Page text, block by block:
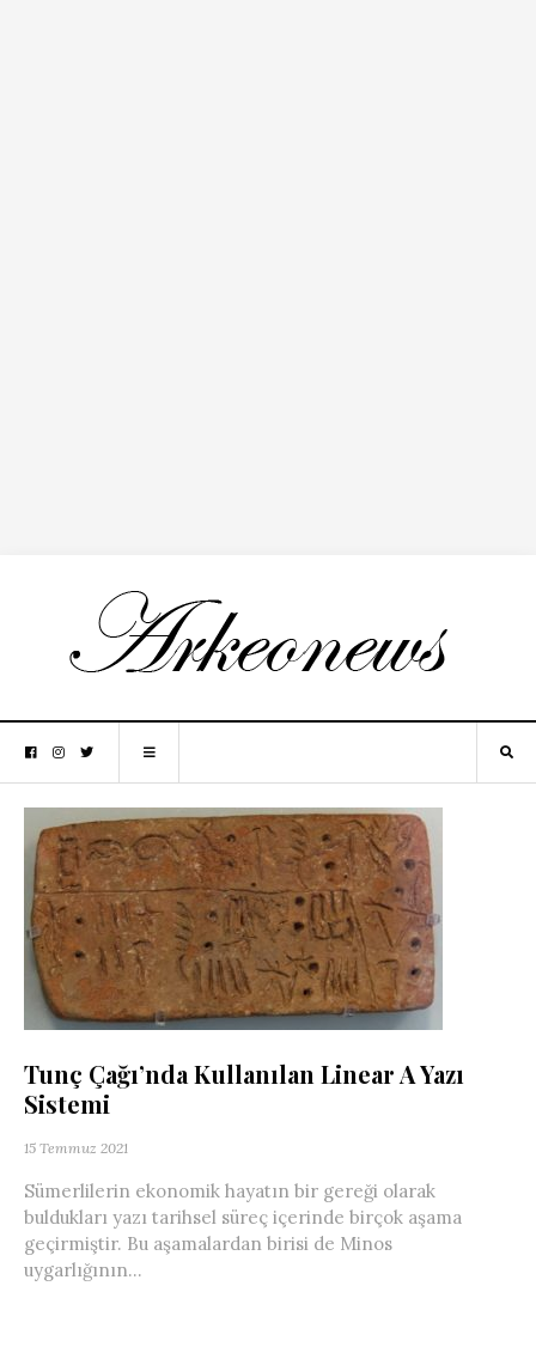
Tunç Çağı’nda Kullanılan Linear A Yazı
Sistemi
15 Temmuz 2021
Sümerlilerin ekonomik hayatın bir gereği olarak
buldukları yazı tarihsel süreç içerinde birçok aşama
geçirmiştir. Bu aşamalardan birisi de Minos
uygarlığının...